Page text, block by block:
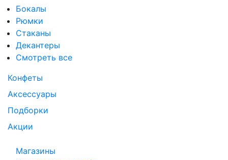
Бокалы
Рюмки
Стаканы
Декантеры
Смотреть все
Конфеты
Аксессуары
Подборки
Акции
Магазины